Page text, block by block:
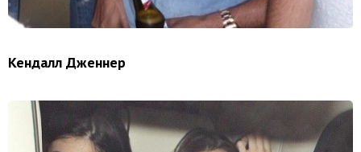
Кендалл Дженнер